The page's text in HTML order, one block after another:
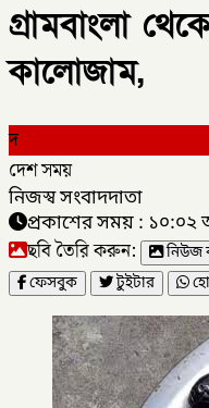
গ্রামবাংলা
কালোজাম,
দ
দেশ সময়
নিজস্ব সংবাদদাতা
প্রকাশের সময় : ১০:০২
ছবি তৈরি করুন: নিউজ
ফেসবুক
টুইটার